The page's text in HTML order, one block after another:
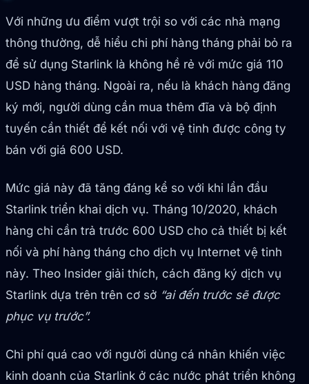
Với những ưu điểm vượt trội so với các nhà mạng
thông thường, dễ hiểu chi phí hàng tháng phải bỏ ra
để sử dụng Starlink là không hề rẻ với mức giá 110
USD hàng tháng. Ngoài ra, nếu là khách hàng đăng
ký mới, người dùng cần mua thêm đĩa và bộ định
tuyến cần thiết để kết nối với vệ tinh được công ty
bán với giá 600 USD.
Mức giá này đã tăng đáng kể so với khi lần đầu
Starlink triển khai dịch vụ. Tháng 10/2020, khách
hàng chỉ cần trả trước 600 USD cho cả thiết bị kết
nối và phí hàng tháng cho dịch vụ Internet vệ tinh
này. Theo Insider giải thích, cách đăng ký dịch vụ
Starlink dựa trên trên cơ sở “ai đến trước sẽ được
phục vụ trước”.
Chi phí quá cao với người dùng cá nhân khiến việc
kinh doanh của Starlink ở các nước phát triển không